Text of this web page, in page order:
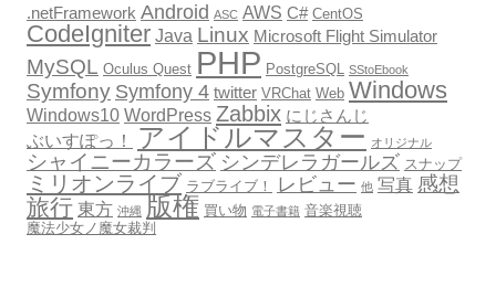
.netFramework Android ASC AWS C# CentOS
CodeIgniter Java Linux Microsoft Flight Simulator
MySQL Oculus Quest PHP PostgreSQL SStoEbook
Symfony Symfony 4 twitter VRChat Web Windows
Windows10 WordPress Zabbix にじさんじ
ぶいすぽっ！ アイドルマスター オリジナル
シャイニーカラーズ シンデレラガールズ スナップ
ミリオンライブ ラブライブ！ レビュー 他 写真 感想
旅行 東方 沖縄 版権 買い物 電子書籍 音楽視聴
魔法少女ノ魔女裁判